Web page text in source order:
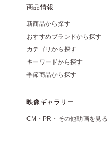
商品情報
新商品から探す
おすすめブランドから探す
カテゴリから探す
キーワードから探す
季節商品から探す
映像ギャラリー
CM・PR・その他動画を見る